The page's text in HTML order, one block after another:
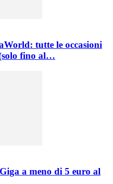
tutte le occasioni
fino al…
a meno di 5 euro al